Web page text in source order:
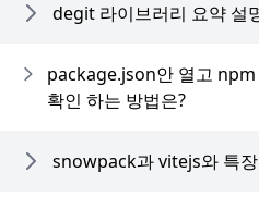
degit 라이브러리 요약 설
package.json안 열고
확인 하는 방법은?
snowpack과 vitejs와 특